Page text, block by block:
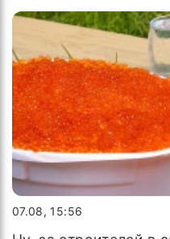
07.08, 15:56